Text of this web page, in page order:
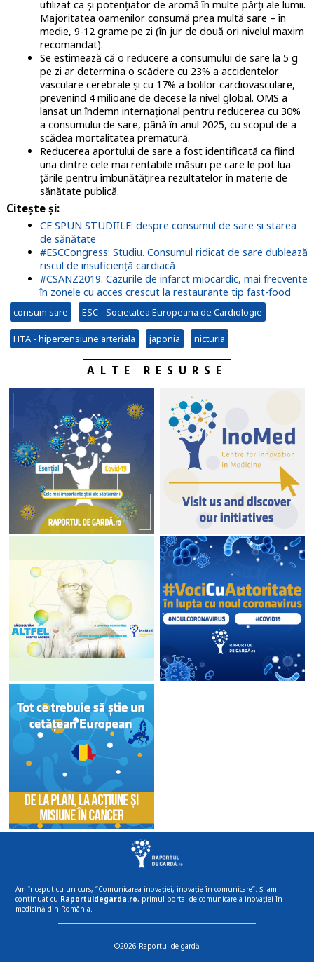
utilizat ca și potențiator de aromă în multe părți ale lumii.
Majoritatea oamenilor consumă prea multă sare – în
medie, 9-12 grame pe zi (în jur de două ori nivelul maxim
recomandat).
Se estimează că o reducere a consumului de sare la 5 g
pe zi ar determina o scădere cu 23% a accidentelor
vasculare cerebrale și cu 17% a bolilor cardiovasculare,
prevenind 4 milioane de decese la nivel global. OMS a
lansat un îndemn internațional pentru reducerea cu 30%
a consumului de sare, până în anul 2025, cu scopul de a
scădea mortalitatea prematură.
Reducerea aportului de sare a fost identificată ca fiind
una dintre cele mai rentabile măsuri pe care le pot lua
țările pentru îmbunătățirea rezultatelor în materie de
sănătate publică.
Citește și:
CE SPUN STUDIILE: despre consumul de sare și starea
de sănătate
#ESCCongress: Studiu. Consumul ridicat de sare dublează
riscul de insuficiență cardiacă
#CSANZ2019. Cazurile de infarct miocardic, mai frecvente
în zonele cu acces crescut la restaurante tip fast-food
consum sare ESC - Societatea Europeana de Cardiologie
HTA - hipertensiune arteriala japonia nicturia
ALTE RESURSE
Am început cu un curs, “Comunicarea inovației, inovație în comunicare”. Și am
continuat cu Raportuldegarda.ro, primul portal de comunicare a inovației în
medicină din România.
©2026 Raportul de gardă